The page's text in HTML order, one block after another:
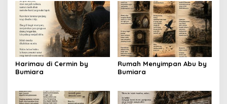
Harimau di Cermin by
Bumiara
Rumah Menyimpan Abu by
Bumiara